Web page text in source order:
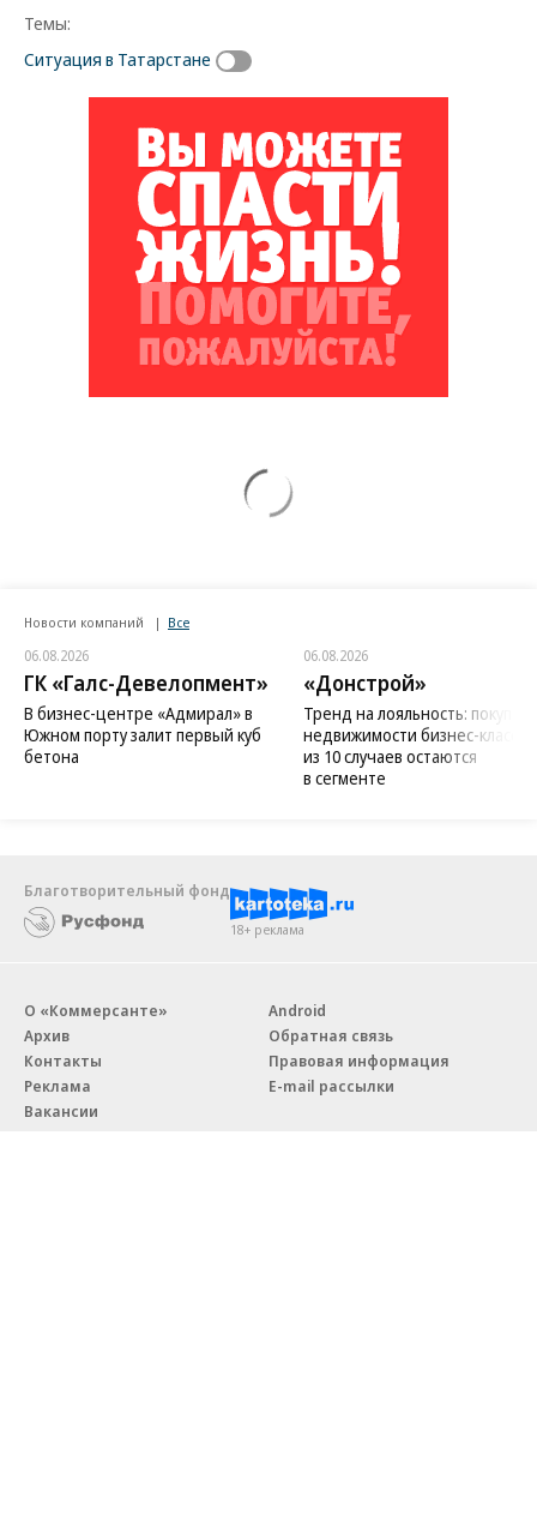
Темы:
Ситуация в Татарстане
Новости компаний Все
06.08.2026
ГК «Галс-Девелопмент»
В бизнес-центре «Адмирал» в
Южном порту залит первый куб
бетона
06.08.2026
«Донстрой»
Тренд на лояльность:
недвижимости бизнес-класса
из 10 случаев остаются
в сегменте
Благотворительный фонд
18+ реклама
О «Коммерсанте»
Архив
Контакты
Реклама
Вакансии
Android
Обратная связь
Правовая информация
E-mail рассылки